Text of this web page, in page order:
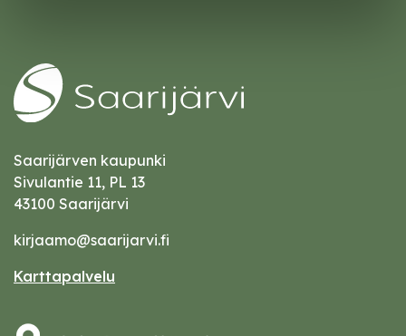
Saarijärven kaupunki
Sivulantie 11, PL 13
43100 Saarijärvi
kirjaamo@saarijarvi.fi
Karttapalvelu